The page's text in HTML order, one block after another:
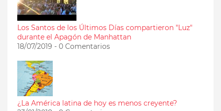
Los Santos de los Últimos Días compartieron "Luz"
durante el Apagón de Manhattan
18/07/2019 - 0 Comentarios
¿La América latina de hoy es menos creyente?